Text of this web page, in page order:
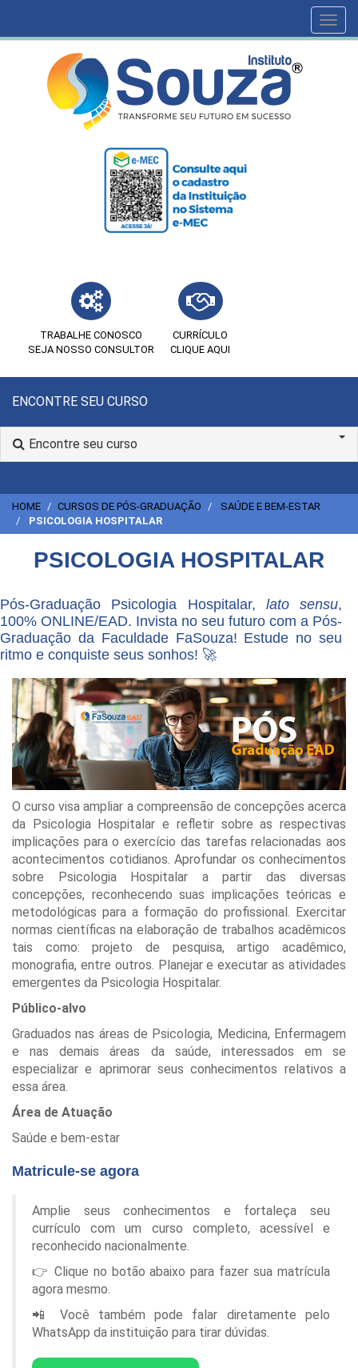
TRABALHE CONOSCO
SEJA NOSSO CONSULTOR
CURRÍCULO
CLIQUE AQUI
ENCONTRE SEU CURSO
Encontre seu curso
HOME CURSOS DE PÓS-GRADUAÇÃO
SAÚDE E BEM-ESTAR
PSICOLOGIA HOSPITALAR
PSICOLOGIA HOSPITALAR
Pós-Graduação Psicologia Hospitalar, lato sensu,
100% ONLINE/EAD. Invista no seu futuro com a Pós-
Graduação da Faculdade FaSouza! Estude no seu
ritmo e conquiste seus sonhos! 🚀
O curso visa ampliar a compreensão de concepções acerca
da Psicologia Hospitalar e refletir sobre as respectivas
implicações para o exercício das tarefas relacionadas aos
acontecimentos cotidianos. Aprofundar os conhecimentos
sobre Psicologia Hospitalar a partir das diversas
concepções, reconhecendo suas implicações teóricas e
metodológicas para a formação do profissional. Exercitar
normas científicas na elaboração de trabalhos acadêmicos
tais como: projeto de pesquisa, artigo acadêmico,
monografia, entre outros. Planejar e executar as atividades
emergentes da Psicologia Hospitalar.
Público-alvo
Graduados nas áreas de Psicologia, Medicina, Enfermagem
e nas demais áreas da saúde, interessados em se
especializar e aprimorar seus conhecimentos relativos a
essa área.
Área de Atuação
Saúde e bem-estar
Matricule-se agora
Amplie seus conhecimentos e fortaleça seu
currículo com um curso completo, acessível e
reconhecido nacionalmente.
👉 Clique no botão abaixo para fazer sua matrícula
agora mesmo.
📲 Você também pode falar diretamente pelo
WhatsApp da instituição para tirar dúvidas.